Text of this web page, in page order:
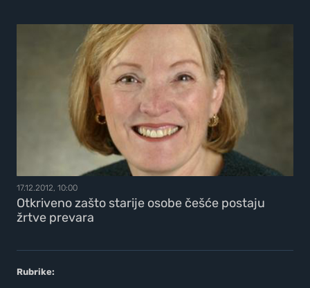
17.12.2012, 10:00
Otkriveno zašto starije osobe češće postaju
žrtve prevara
Rubrike: